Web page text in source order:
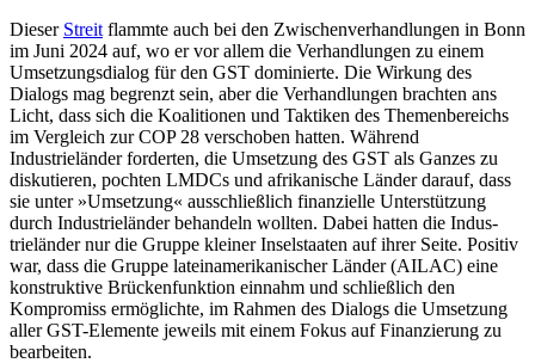
Dieser Streit flammte auch bei den Zwischenverhandlungen in Bonn
im Juni 2024 auf, wo er vor allem die Verhandlungen zu einem
Umsetzungsdialog für den GST dominierte. Die Wirkung des
Dialogs mag begrenzt sein, aber die Verhandlungen brachten ans
Licht, dass sich die Koalitionen und Taktiken des Themenbereichs
im Vergleich zur COP 28 verschoben hatten. Während
Industrieländer forderten, die Umsetzung des GST als Ganzes zu
diskutieren, pochten LMDCs und afrikanische Länder darauf, dass
sie unter »Umsetzung« ausschließlich finanzielle Unterstützung
durch Industrieländer behan­deln wollten. Dabei hatten die In­dus­
trieländer nur die Gruppe kleiner Inselstaaten auf ihrer Seite. Positiv
war, dass die Gruppe lateinamerikanischer Länder (AILAC) eine
konstruktive Brückenfunktion einnahm und schließlich den
Kompromiss ermöglichte, im Rahmen des Dialogs die Umsetzung
aller GST-Ele­mente jeweils mit einem Fokus auf Finan­zierung zu
bear­beiten.